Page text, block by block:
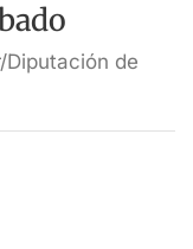
Diputación de